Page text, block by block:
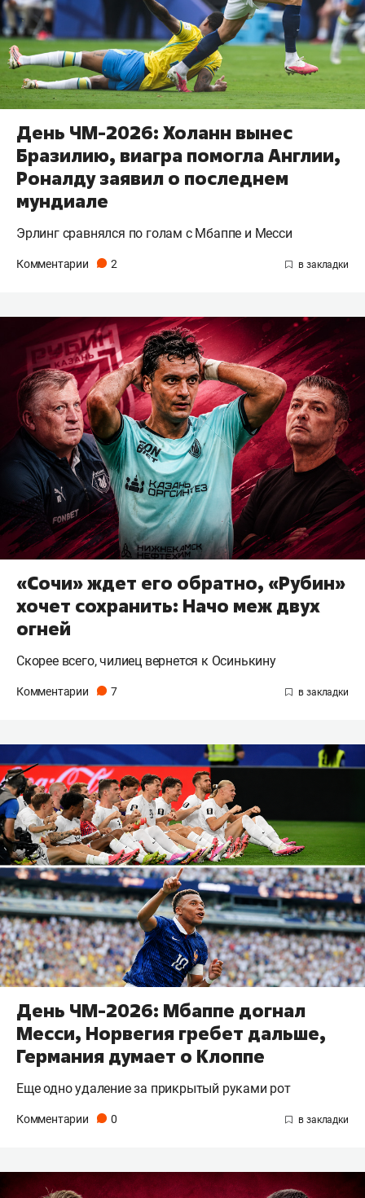
День ЧМ-2026: Холанн вынес
Бразилию, виагра помогла Англии,
Роналду заявил о последнем
мундиале
Эрлинг сравнялся по голам с Мбаппе и Месси
Комментарии 2
«Сочи» ждет его обратно, «Рубин»
хочет сохранить: Начо меж двух
огней
Скорее всего, чилиец вернется к Осинькину
Комментарии 7
День ЧМ-2026: Мбаппе догнал
Месси, Норвегия гребет дальше,
Германия думает о Клоппе
Еще одно удаление за прикрытый руками рот
Комментарии 0